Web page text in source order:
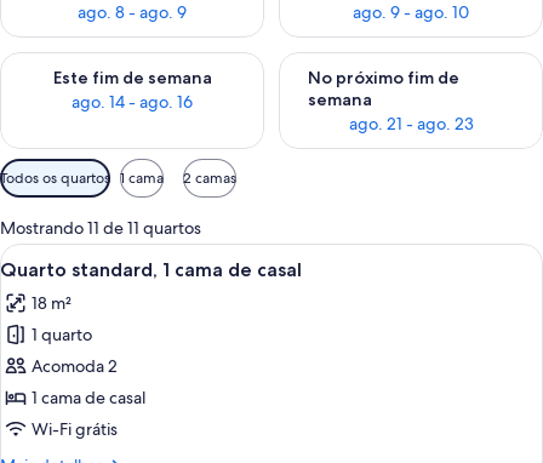
ago. 8 - ago. 9
ago. 9 - ago. 10
Este fim de semana
ago. 14 - ago. 16
Verifica a disponibilidade para este fim de semana, ago. 14 -
No próximo fim de
semana
ago. 21 - ago. 23
Verifica a disponibilidade
Filtros
disponíveis
para
os
quartos
Todos os quartos 1 cama 2 camas
Mostrando 11 de 11 quartos
Carrega
todas
as
fotos
de
Quarto
standard,
Quarto de hotel com uma cama,
5
Quarto standard, 1 cama de casal
18 m²
1 quarto
Acomoda 2
1 cama de casal
Wi-Fi grátis